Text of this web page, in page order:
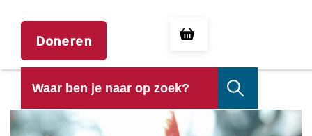
Doneren
VISSEN KWEKEN